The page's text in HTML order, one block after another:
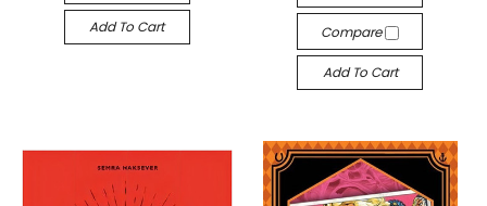
Add To Cart Compare
Add To Cart